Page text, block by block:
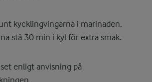
kycklingvingarna i marinaden.
stå 30 min i kyl för extra smak.
enligt anvisning på